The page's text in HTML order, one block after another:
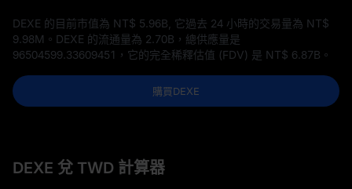
DEXE 的目前市值為 NT$ 5.96B , 它過去 24 小時的交易量為 NT$
9.98M 。DEXE 的流通量為 2.70B ，總供應量是
96504599.33609451 ，它的完全稀釋估值 (FDV) 是 NT$ 6.87B 。
購買DEXE
DEXE 兌 TWD 計算器